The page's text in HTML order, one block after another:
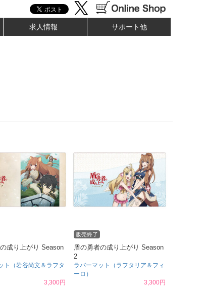
求人情報 サポート他
成り上がり Season
ト（岩谷尚文＆ラフタ
3,300円
販売終了
盾の勇者の成り上がり Season
2
ラバーマット（ラフタリア＆フィ
ーロ）
3,300円